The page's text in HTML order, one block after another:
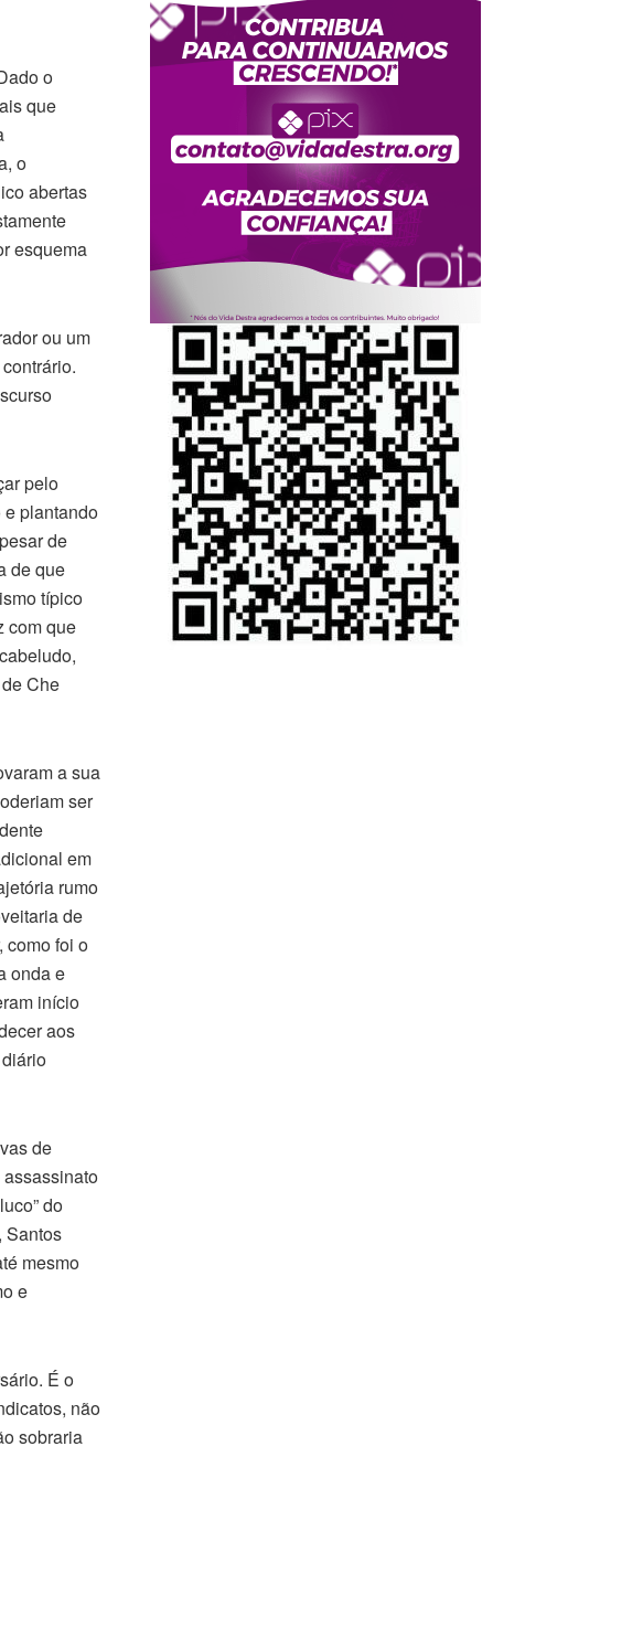
o
que
o
abertas
esquema
ou um
pelo
plantando
de
de que
típico
com que
Che
a sua
ser
em
rumo
de
como foi o
onda e
início
aos
de
do
Santos
mesmo
e
É o
não
sobraria